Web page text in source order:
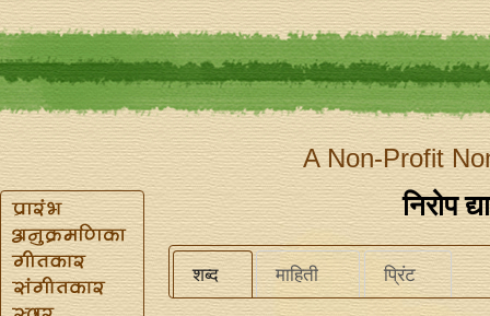
A Non-Profit
निरोप
शब्द माहिती प्रिंट